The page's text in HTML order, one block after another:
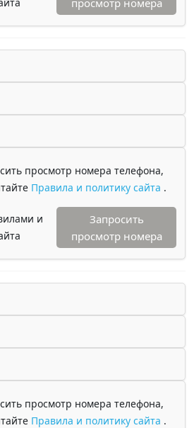
просмотр номера
просмотр номера телефона,
Правила и политику сайта .
и
Запросить
просмотр номера
просмотр номера телефона,
Правила и политику сайта .